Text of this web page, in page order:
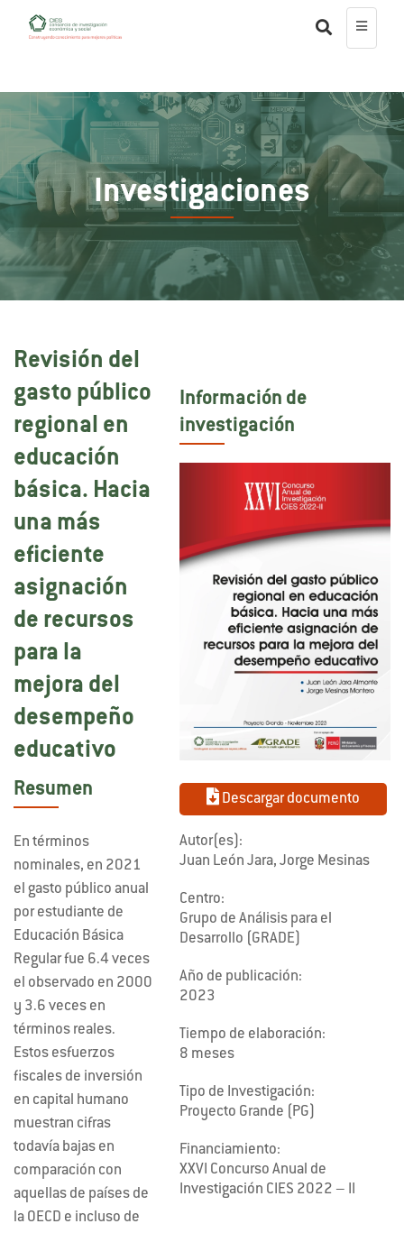
Investigaciones
Revisión del
gasto público
regional en
educación
básica. Hacia
una más
eficiente
asignación
de recursos
para la
mejora del
desempeño
educativo
Resumen
En términos
nominales, en 2021
el gasto público anual
por estudiante de
Educación Básica
Regular fue 6.4 veces
el observado en 2000
y 3.6 veces en
términos reales.
Estos esfuerzos
fiscales de inversión
en capital humano
muestran cifras
todavía bajas en
comparación con
aquellas de países de
la OECD e incluso de
Información de
investigación
Descargar documento
Autor(es):
Juan León Jara, Jorge Mesinas
Centro:
Grupo de Análisis para el
Desarrollo (GRADE)
Año de publicación:
2023
Tiempo de elaboración:
8 meses
Tipo de Investigación:
Proyecto Grande (PG)
Financiamiento:
XXVI Concurso Anual de
Investigación CIES 2022 – II